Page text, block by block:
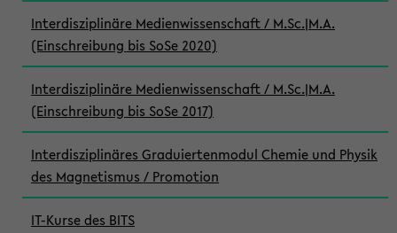
Interdisziplinäre Medienwissenschaft / M.Sc.|M.A.
(Einschreibung bis SoSe 2020)
Interdisziplinäre Medienwissenschaft / M.Sc.|M.A.
(Einschreibung bis SoSe 2017)
Interdisziplinäres Graduiertenmodul Chemie und Physik
des Magnetismus / Promotion
IT-Kurse des BITS